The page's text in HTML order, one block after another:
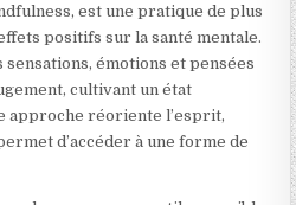
est une pratique de plus
positifs sur la santé mentale.
émotions et pensées
cultivant un état
approche réoriente l’esprit,
d’accéder à une forme de